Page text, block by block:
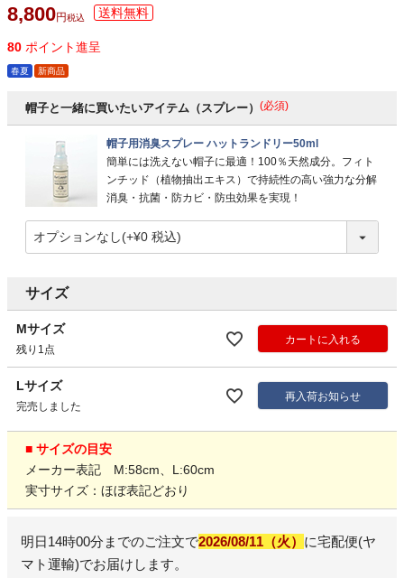
8,800 税込
80 ポイント進呈
春夏 新商品
帽子と一緒に買いたいアイテム（スプレー） (必須)
帽子用消臭スプレー ハットランドリー50ml
簡単には洗えない帽子に最適！100％天然成分。フィト
ンチッド（植物抽出エキス）で持続性の高い強力な分解
消臭・抗菌・防カビ・防虫効果を実現！
サイズ
Mサイズ
残り1点
カートに入れる
Lサイズ
完売しました
再入荷お知らせ
■ サイズの目安
メーカー表記 M:58cm、L:60cm
実寸サイズ：ほぼ表記どおり
明日14時00分 までのご注文で2026/08/11（火） に宅配便(ヤ
マト運輸)でお届けします。